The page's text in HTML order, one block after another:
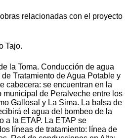
relacionadas con el proyecto
Tajo.
la Toma. Conducción de agua
Tratamiento de Agua Potable y
cabecera: se encuentran en la
municipal de Peralveche entre los
Gallosal y La Sima. La balsa de
el agua del bombeo de la
a la ETAP. La ETAP se
líneas de tratamiento: línea de